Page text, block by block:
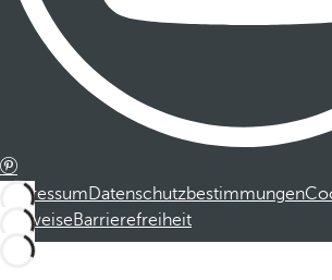
ImpressumDatenschutzbestimmungen
HinweiseBarrierefreiheit